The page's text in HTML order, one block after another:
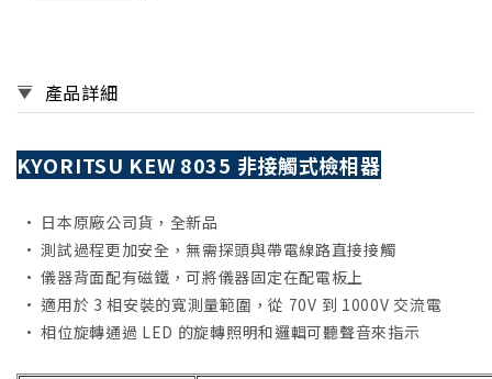
產品詳細
KYORITSU KEW 8035 非接觸式檢相器
• 日本原廠公司貨，全新品
• 測試過程更加安全，無需探頭與帶電線路直接接觸
• 儀器背面配有磁鐵，可將儀器固定在配電板上
• 適用於 3 相安裝的寬測量範圍，從 70V 到 1000V 交流電
• 相位旋轉通過 LED 的旋轉照明和邏輯可聽聲音來指示